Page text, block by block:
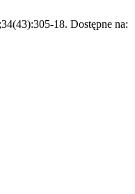
18. Dostępne na: